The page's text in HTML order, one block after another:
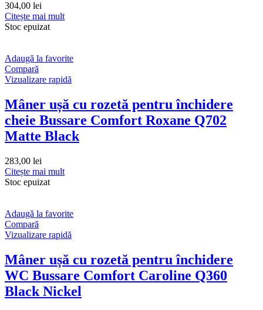
304,00 lei
Citește mai mult
Stoc epuizat
Adaugă la favorite
Compară
Vizualizare rapidă
Mâner ușă cu rozetă pentru închidere
cheie Bussare Comfort Roxane Q702
Matte Black
283,00 lei
Citește mai mult
Stoc epuizat
Adaugă la favorite
Compară
Vizualizare rapidă
Mâner ușă cu rozetă pentru închidere
WC Bussare Comfort Caroline Q360
Black Nickel